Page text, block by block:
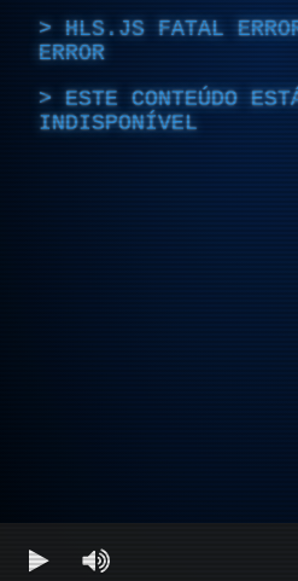
HLS.JS FATAL
ERROR
ESTE CONTEÚDO
INDISPONÍVEL